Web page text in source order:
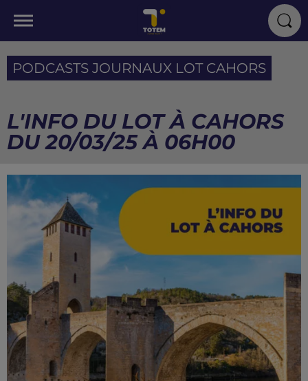
PODCASTS JOURNAUX LOT CAHORS
L'INFO DU LOT À CAHORS
DU 20/03/25 À 06H00